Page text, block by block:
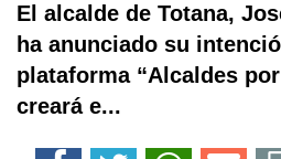
El alcalde de Totana,
ha anunciado su
plataforma “Alcaldes
creará e...